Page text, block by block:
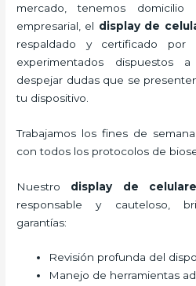
mercado, tenemos domicilio
empresarial, el display de
respaldado y certificado por
experimentados dispuestos
despejar dudas que se
tu dispositivo.
Trabajamos los fines de
con todos los protocolos de
Nuestro display de
responsable y cauteloso,
garantías:
Revisión profunda del
Manejo de herramientas